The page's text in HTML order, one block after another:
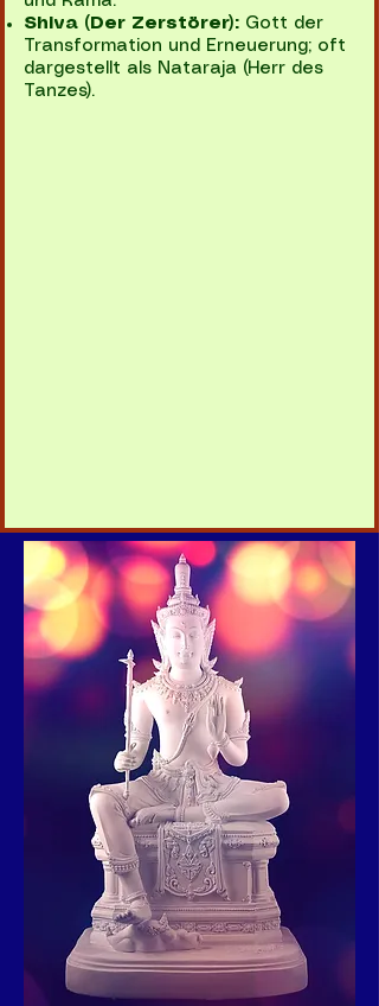
Shiva (Der Zerstörer): Gott der
Transformation und Erneuerung; oft
dargestellt als Nataraja (Herr des
Tanzes).